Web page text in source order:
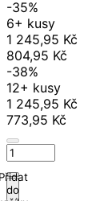
-35%
6+ kusy
1 245,95 Kč
804,95 Kč
-38%
12+ kusy
1 245,95 Kč
773,95 Kč
do